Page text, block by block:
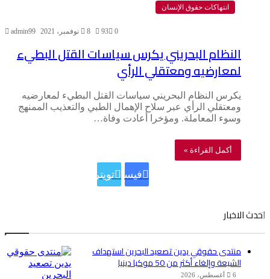
انتهاكات حقوق الإنسان
admin99 8 نوفمبر، 2021 0
93
النظام البحريني يكرس سياسات القتل البطيء
لمعارضيه ومعتقلي الرأي
يكرس النظام البحريني سياسات القتل البطيء لمعارضيه
ومعتقلي الرأي عبر سلاح الإهمال الطبي والتعذيب الممنهج
وسوء المعاملة. ومؤخرا أعادت وفاة…
أكمل القراءة »
فيسبوكتويتر
احدث الاخبار
منتدى حقوقي يدين تصعيد البحرين استهداف
الشيعة وإلغاء أكثر من 50 موكبا دينيا
6 أغسطس، 2026